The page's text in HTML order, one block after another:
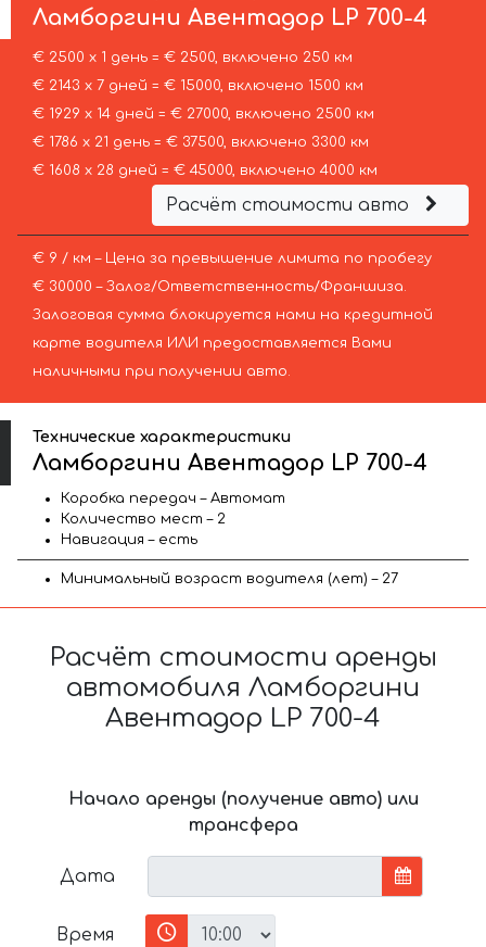
Ламборгини Авентадор LP 700-4
€ 2500 х 1 день = € 2500, включено 250 км
€ 2143 х 7 дней = € 15000, включено 1500 км
€ 1929 х 14 дней = € 27000, включено 2500 км
€ 1786 х 21 день = € 37500, включено 3300 км
€ 1608 х 28 дней = € 45000, включено 4000 км
Расчёт стоимости авто
€ 9 / км – Цена за превышение лимита по пробегу
€ 30000 – Залог/Ответственность/Франшиза.
Залоговая сумма блокируется нами на кредитной
карте водителя ИЛИ предоставляется Вами
наличными при получении авто.
Технические характеристики
Ламборгини Авентадор LP 700-4
Коробка передач – Автомат
Количество мест – 2
Навигация – есть
Минимальный возраст водителя (лет) – 27
Расчёт стоимости аренды
автомобиля Ламборгини
Авентадор LP 700-4
Начало аренды (получение авто) или
трансфера
Дата
Время